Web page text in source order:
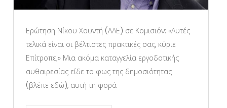
Ερώτηση Νίκου Χουντή (ΛΑΕ) σε Κομισιόν: «Αυτές
τελικά είναι οι βέλτιστες πρακτικές σας, κύριε
Επίτροπε;» Μια ακόμα καταγγελία εργοδοτικής
αυθαιρεσίας είδε το φως της δημοσιότητας
(βλέπε εδώ), αυτή τη φορά